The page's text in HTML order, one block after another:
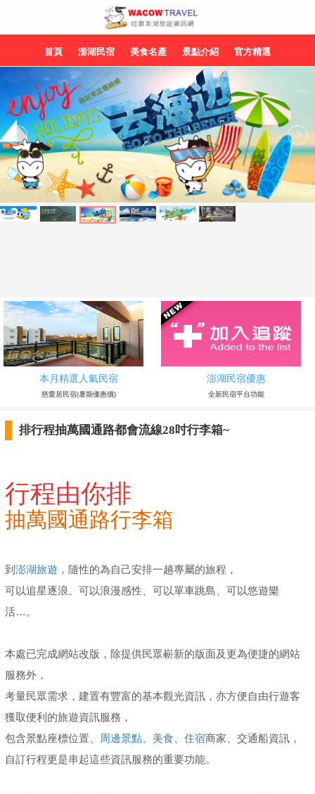
首頁 澎湖民宿 美食名產 景點介紹 官方精選
本月精選人氣民宿
慈愛居民宿(暑期優惠價)
澎湖民宿優惠
全新民宿平台功能
排行程抽萬國通路都會流線28吋行李箱~
行程由你排
抽萬國通路行李箱
到 澎湖旅遊 ，隨性的為自己安排一趟專屬的旅程，
可以追星逐浪、可以浪漫感性、可以單車跳島、可以悠遊樂
活…。
本處已完成網站改版，除提供民眾嶄新的版面及更為便捷的網站
服務外，
考量民眾需求，建置有豐富的基本觀光資訊，亦方便自由行遊客
獲取便利的旅遊資訊服務，
包含景點座標位置、
周邊景點 美食 住宿商家、交通船資訊，
自訂行程更是串起這些資訊服務的重要功能。